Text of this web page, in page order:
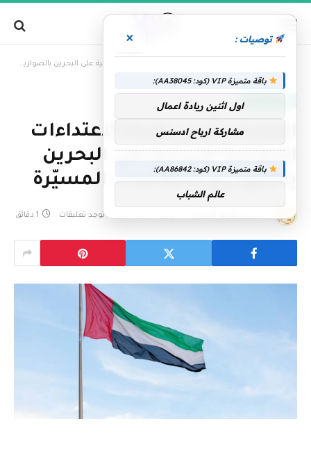
الإمارات تُدين بشدة الاعتداءات الإرهابية الإيرانية على البحرين بالصواريخ والطائرات المسيّرة
الإمارات تُدين بشدة الاعتداءات
الإرهابية الإيرانية على البحرين
بالصواريخ والطائرات المسيّرة
لا توجد تعليقات 1 دقائق
توصيات : ×
باقة متميزة VIP (كود: AA38045):
اول اثنين ريادة اعمال
مشاركة ارباح ادسنس
باقة متميزة VIP (كود: AA86842):
عالم الشباب